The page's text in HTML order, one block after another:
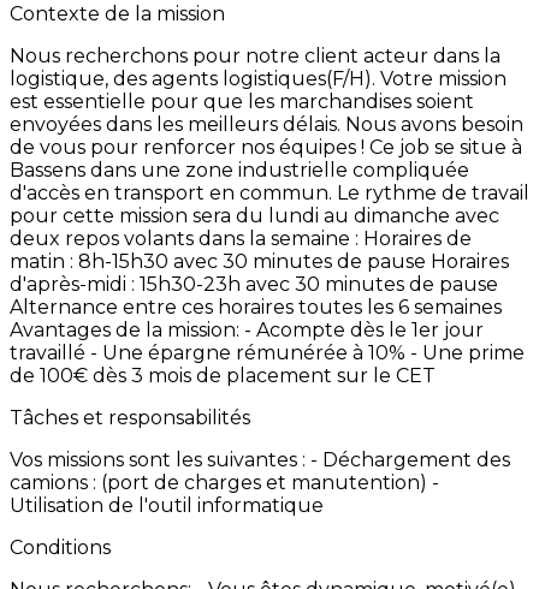
Contexte de la mission
Nous recherchons pour notre client acteur dans la
logistique, des agents logistiques(F/H). Votre mission
est essentielle pour que les marchandises soient
envoyées dans les meilleurs délais. Nous avons besoin
de vous pour renforcer nos équipes ! Ce job se situe à
Bassens dans une zone industrielle compliquée
d'accès en transport en commun. Le rythme de travail
pour cette mission sera du lundi au dimanche avec
deux repos volants dans la semaine : Horaires de
matin : 8h-15h30 avec 30 minutes de pause Horaires
d'après-midi : 15h30-23h avec 30 minutes de pause
Alternance entre ces horaires toutes les 6 semaines
Avantages de la mission: - Acompte dès le 1er jour
travaillé - Une épargne rémunérée à 10% - Une prime
de 100€ dès 3 mois de placement sur le CET
Tâches et responsabilités
Vos missions sont les suivantes : - Déchargement des
camions : (port de charges et manutention) -
Utilisation de l'outil informatique
Conditions